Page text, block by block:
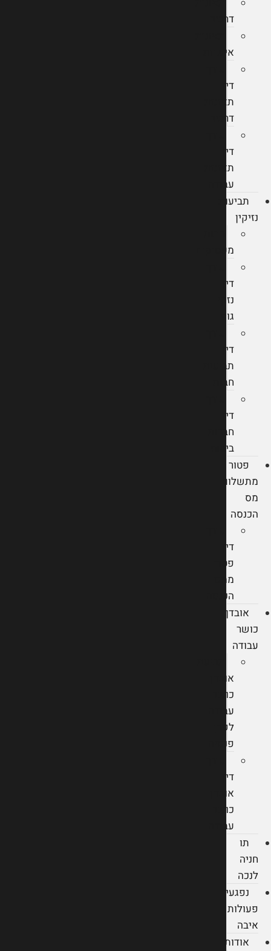
דרכים
אישיות
דין
תאונות
דרכים
דין
תאונות
עבודה
תביעות
נזיקין
מעסיקים
דין
נזקי
גוף
דין
תביעות
חבות
דין
חברות
ביטוח
פטור
מתשלום
מס
הכנסה
דין
פטור
ממס
הכנסה
אובדן
כושר
עבודה
אובדן
כושר
עבודה
לקרן
פנסיה
דין
אובדן
כושר
עבודה
תו
חניה
לנכה
נפגעי
פעולות
איבה
אודות